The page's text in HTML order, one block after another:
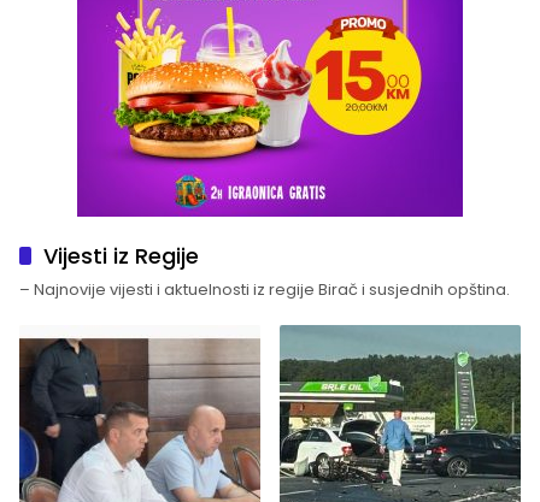
Vijesti iz Regije
– Najnovije vijesti i aktuelnosti iz regije Birač i susjednih opština.